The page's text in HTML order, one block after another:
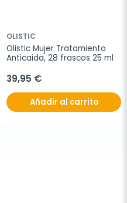
OLISTIC
Olistic Mujer Tratamiento
Anticaida, 28 frascos 25 ml
39,95 €
Añadir al carrito